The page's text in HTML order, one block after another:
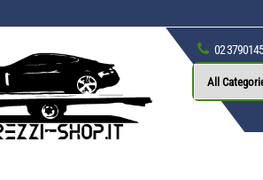
02